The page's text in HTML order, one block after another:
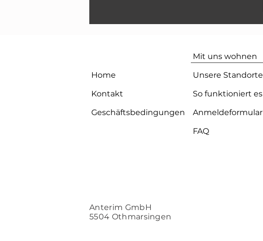
Home
Kontakt
Geschäftsbedingungen
Mit uns wohnen
Unsere Standorte
So funktioniert es
Anmeldeformular
FAQ
Anterim GmbH
5504 Othmarsingen